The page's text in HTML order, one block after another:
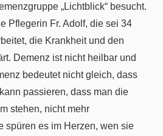
„Lichtblick“ besucht.
Pflegerin Fr. Adolf, die sei 34
die Krankheit und den
Demenz ist nicht heilbar und
bedeutet nicht gleich, dass
passieren, dass man die
stehen, nicht mehr
spüren es im Herzen, wen sie